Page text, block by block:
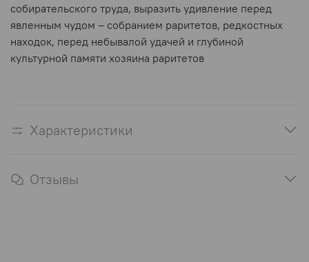
собирательского труда, выразить удивление перед
явленным чудом – собранием раритетов, редкостных
находок, перед небывалой удачей и глубиной
культурной памяти хозяина раритетов
Характеристики
Отзывы